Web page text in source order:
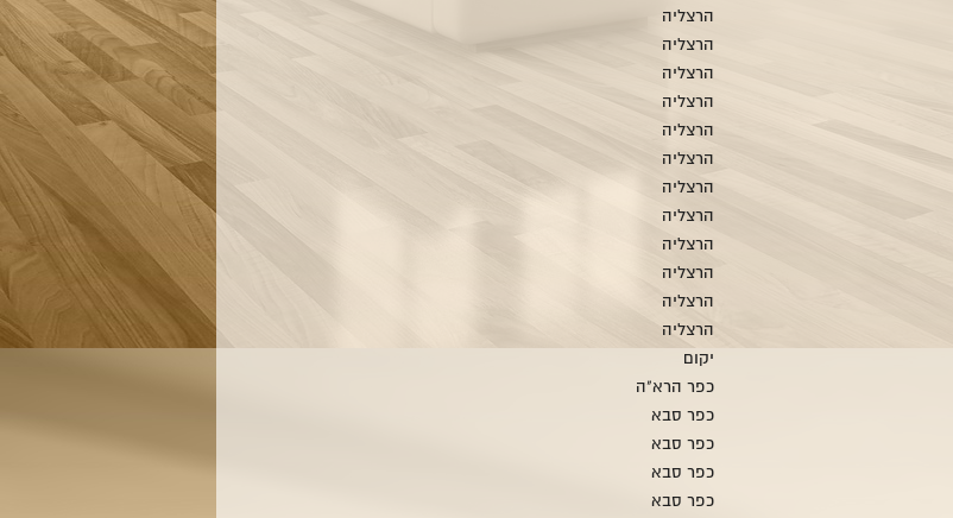
הרצליה
הרצליה
הרצליה
הרצליה
הרצליה
הרצליה
הרצליה
הרצליה
הרצליה
הרצליה
הרצליה
הרצליה
יקום
כפר הרא"ה
כפר סבא
כפר סבא
כפר סבא
כפר סבא